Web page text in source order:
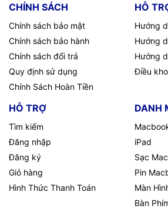
CHÍNH SÁCH
Chính sách bảo mật
Chính sách bảo hành
Chính sách đổi trả
Quy định sử dụng
Chính Sách Hoàn Tiền
HỖ
Hướng
Hướng
Hướng
Điều
HỖ TRỢ
Tìm kiếm
Đăng nhập
Đăng ký
Giỏ hàng
Hình Thức Thanh Toán
DANH
iPad
Sạc
Pin
Màn
Bàn